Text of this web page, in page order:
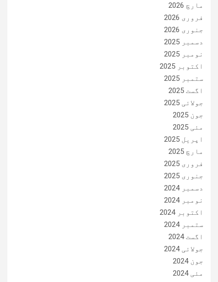
مارچ 2026
فروری 2026
جنوری 2026
دسمبر 2025
نومبر 2025
اکتوبر 2025
ستمبر 2025
اگست 2025
جولائی 2025
جون 2025
مئی 2025
اپریل 2025
مارچ 2025
فروری 2025
جنوری 2025
دسمبر 2024
نومبر 2024
اکتوبر 2024
ستمبر 2024
اگست 2024
جولائی 2024
جون 2024
مئی 2024